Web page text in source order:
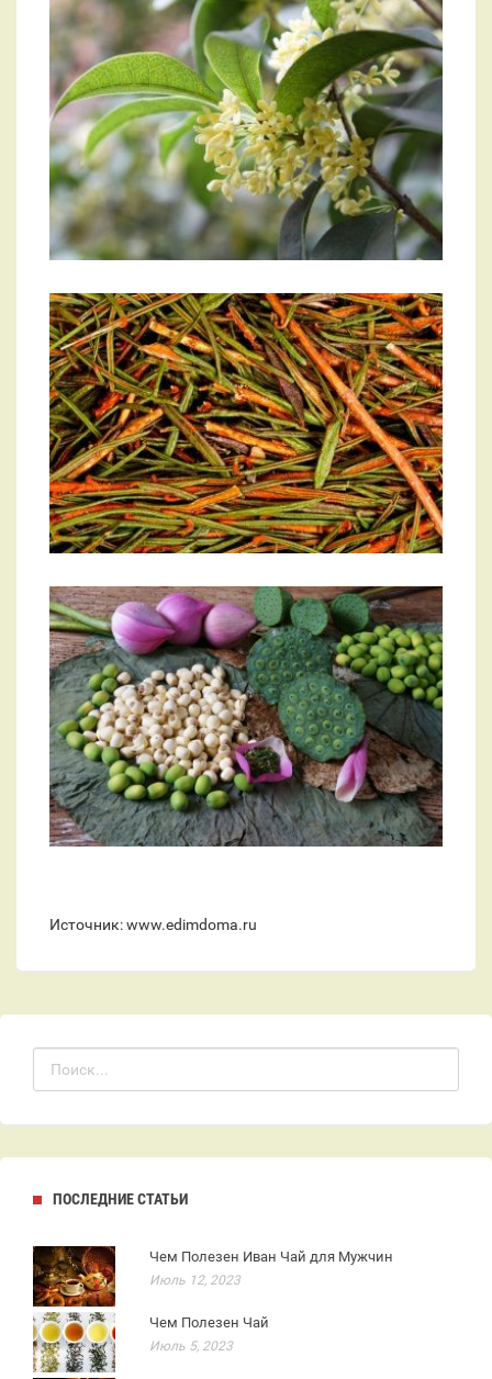
Источник: www.edimdoma.ru
ПОСЛЕДНИЕ СТАТЬИ
Чем Полезен Иван Чай для Мужчин
Июль 12, 2023
Чем Полезен Чай
Июль 5, 2023